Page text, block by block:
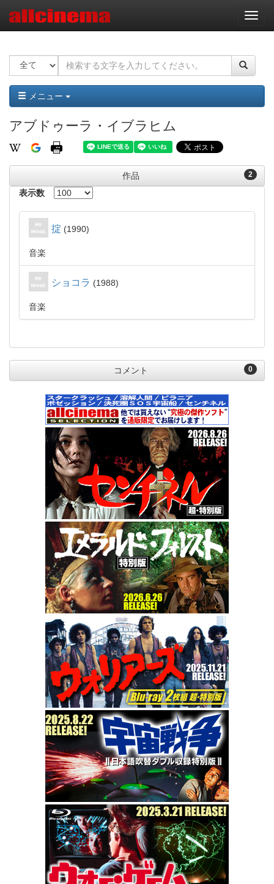
ナ
ビ
ー
ョ
ン
メニュー
アブドゥーラ・イブラヒム
2
作品
表示数
掟 1990
音楽
ショコラ 1988
音楽
0
コメント